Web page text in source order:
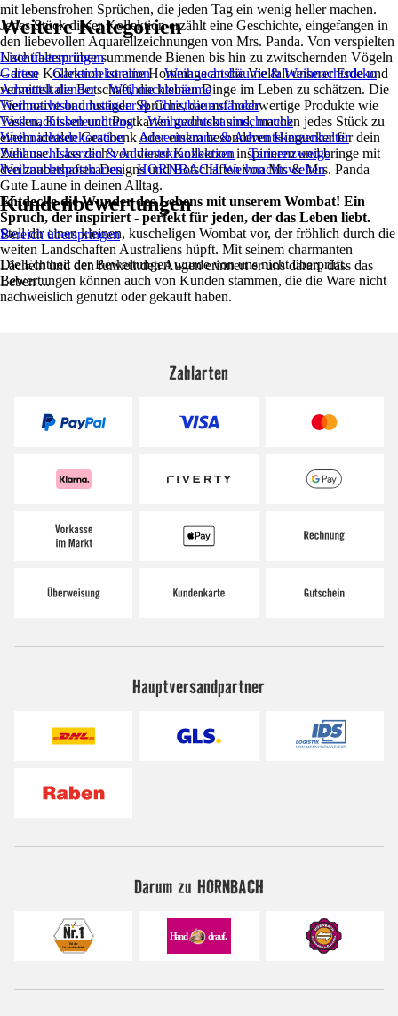
mit lebensfrohen Sprüchen, die jeden Tag ein wenig heller machen.
Jedes Stück dieser Kollektion erzählt eine Geschichte, eingefangen in
den liebevollen Aquarellzeichnungen von Mrs. Panda. Von verspielten
Nachtfaltern über summende Bienen bis hin zu zwitschernden Vögeln
– diese Kollektion ist eine Hommage an die Vielfalt unserer Erde und
vermittelt die Botschaft, die kleinen Dinge im Leben zu schätzen. Die
Tiermotive und lustigen Sprüche, die auf hochwertige Produkte wie
Tassen, Kissen und Postkarten gedruckt sind, machen jedes Stück zu
einem idealen Geschenk oder einem besonderen Hingucker für dein
Zuhause. Lass dich von dieser Kollektion inspirieren und bringe mit
den zauberhaften Designs und Botschaften von Mr. & Mrs. Panda
Gute Laune in deinen Alltag.
Entdecke die Wunder des Lebens mit unserem Wombat! Ein
Spruch, der inspiriert - perfekt für jeden, der das Leben liebt.
Stell dir einen kleinen, kuscheligen Wombat vor, der fröhlich durch die
weiten Landschaften Australiens hüpft. Mit seinem charmanten
Lächeln und den funkelnden Augen erinnert er uns daran, dass das
Leben ...
Weitere Kategorien
Liste überspringen
Garten
Gartendekoration
Weihnachtsbäume & Weihnachtsdeko
Adventskalender
Weihnachtsbäume
Weihnachtsbaumständer & Christbaumständer
Weihnachtsbeleuchtung
Weihnachtsbaumschmuck
Weihnachtsdekoration
Adventskranz & Adventskerzenhalter
Weihnachtskerzen & Adventskranzkerzen
Tannenzweige
Weihnachtspostkarten
HORNBACH Weihnachtswelten
Kundenbewertungen
Bereich überspringen
Die Echtheit der Bewertungen wurde von uns nicht überprüft.
Bewertungen können auch von Kunden stammen, die die Ware nicht
nachweislich genutzt oder gekauft haben.
Zahlarten
Hauptversandpartner
Darum zu HORNBACH